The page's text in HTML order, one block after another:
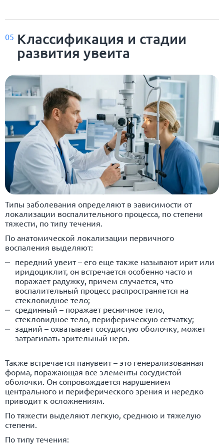
05 Классификация и стадии
развития увеита
Типы заболевания определяют в зависимости от
локализации воспалительного процесса, по степени
тяжести, по типу течения.
По анатомической локализации первичного
воспаления выделяют:
передний увеит – его еще также называют ирит или
иридоциклит, он встречается особенно часто и
поражает радужку, причем случается, что
воспалительный процесс распространяется на
стекловидное тело;
срединный – поражает ресничное тело,
стекловидное тело, периферическую сетчатку;
задний – охватывает сосудистую оболочку, может
затрагивать зрительный нерв.
Также встречается панувеит – это генерализованная
форма, поражающая все элементы сосудистой
оболочки. Он сопровождается нарушением
центрального и периферического зрения и нередко
приводит к осложнениям.
По тяжести выделяют легкую, среднюю и тяжелую
степени.
По типу течения: